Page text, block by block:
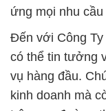
ứng mọi nhu
Đến với Công
có thể tin tưởng
vụ hàng đầu.
kinh doanh mà